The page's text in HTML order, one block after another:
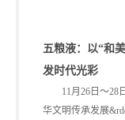
五粮液：以“和
发时代光彩
11月26日～28日
华文明传承发展